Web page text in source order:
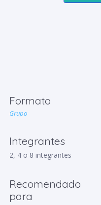
Formato
Grupo
Integrantes
2, 4 o 8 integrantes
Recomendado
para